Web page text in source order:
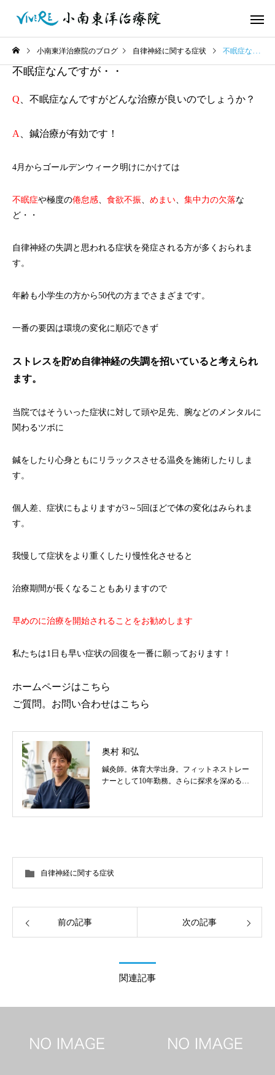
小南東洋治療院のブログ 自律神経に関する症状 不眠症なんですが・・
不眠症なんですが・・
Q 、不眠症なんですがどんな治療が良いのでしょうか？
A 、鍼治療が有効です！
4月からゴールデンウィーク明けにかけては
不眠症や極度の倦怠感、 食欲不振、 めまい、 集中力の欠落な
ど・・
自律神経の失調と思われる症状を発症される方が多くおられま
す。
年齢も小学生の方から50代の方までさまざまです。
一番の要因は環境の変化に順応できず
ストレスを貯め自律神経の失調を招いていると考えられ
ます。
当院ではそういった症状に対して頭や足先、腕などのメンタルに
関わるツボに
鍼をしたり心身ともにリラックスさせる温灸を施術したりしま
す。
個人差、症状にもよりますが3～5回ほどで体の変化はみられま
す。
我慢して症状をより重くしたり慢性化させると
治療期間が長くなることもありますので
早めのに治療を開始されることをお勧めします
私たちは1日も早い症状の回復を一番に願っております！
ホームページはこちら
ご質問。お問い合わせはこちら
奥村 和弘
鍼灸師。体育大学出身。フィットネストレー
ナーとして10年勤務。さらに探求を深めるべ
の他顔鍼など様々な症状の施術に日々、奔走
自律神経に関する症状
前の記事 次の記事
関連記事